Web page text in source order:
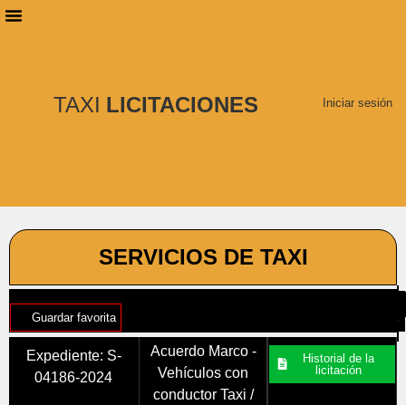
TAXI LICITACIONES Iniciar sesión
SERVICIOS DE TAXI
Guardar favorita
Expediente: S-
04186-2024
Acuerdo Marco -
Vehículos con
conductor Taxi /
Historial de la
licitación